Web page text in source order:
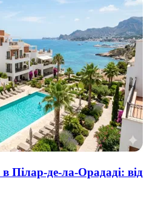
Пілар-де-ла-Орададі: від